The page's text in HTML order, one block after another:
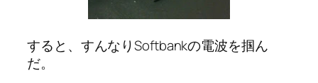
すると、すんなりSoftbankの電波を掴ん
だ。